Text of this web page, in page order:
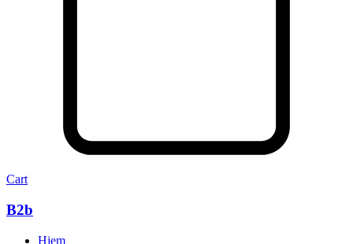
Cart
B2b
Hjem